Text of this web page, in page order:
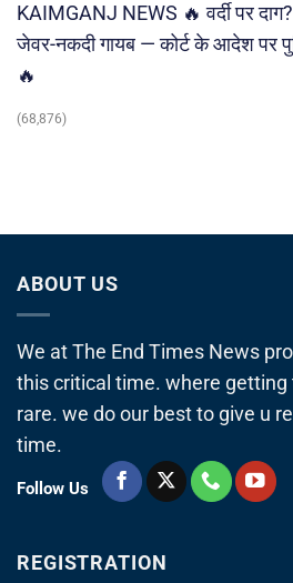
KAIMGANJ NEWS 🔥 वर्दी पर
जेवर-नकदी गायब — कोर्ट के आदेश पर
🔥
(68,876)
ABOUT US
We at The End Times News
this critical time. where getting
rare. we do our best to give u
time.
Follow Us
REGISTRATION